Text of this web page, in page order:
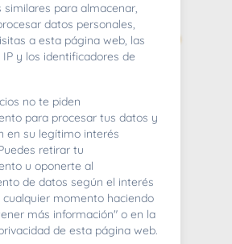
Lo sentimos mucho.
similares para almacenar,
datos personales,
a esta página web, las
IP y los identificadores de
no te piden
para procesar tus datos y
en su legítimo interés
retirar tu
u oponerte al
de datos según el interés
momento haciendo
más información" o en la
de esta página web.